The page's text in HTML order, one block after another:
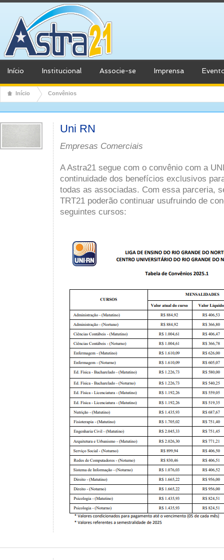
Início Institucional Associe-se Imprensa
Início Convênios
Uni RN
Empresas Comerciais
A Astra21 segue com o convênio com a
continuidade dos benefícios exclusivos
todas as associadas. Com essa parceria,
TRT21 poderão continuar usufruindo de
seguintes cursos: